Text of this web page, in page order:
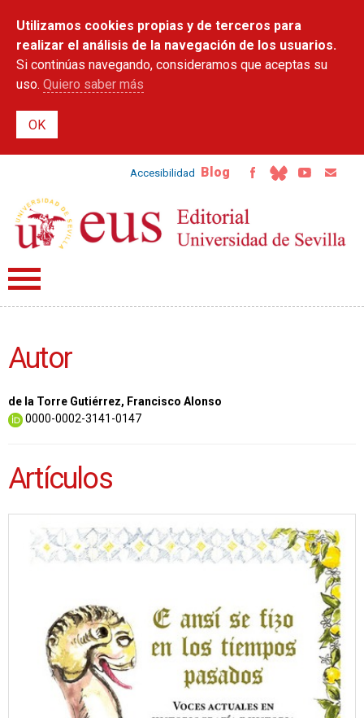
contenido
principal
Utilizamos cookies propias y de terceros para
realizar el análisis de la navegación de los usuarios.
Si continúas navegando, consideramos que aceptas su
uso. Quiero saber más
Accesibilidad Blog
Autor
de la Torre Gutiérrez, Francisco Alonso
0000-0002-3141-0147
Artículos